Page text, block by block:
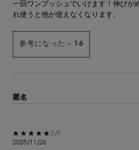
一回ワンプッシュでいけます！伸びが
れ使うと他が使えなくなります。
参考になった - 16
匿名
5星中5。
5/5
2025/11/28